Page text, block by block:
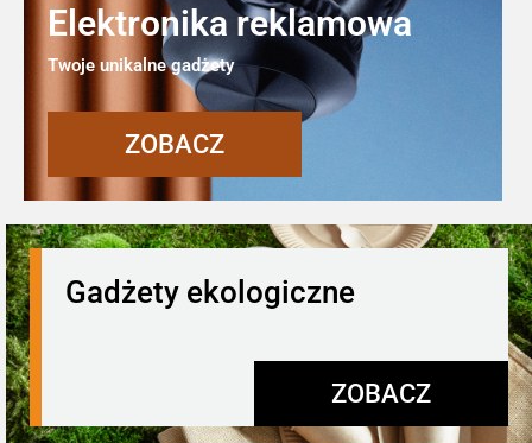
Elektronika reklamowa
Twoje unikalne gadżety
ZOBACZ
Gadżety ekologiczne
ZOBACZ